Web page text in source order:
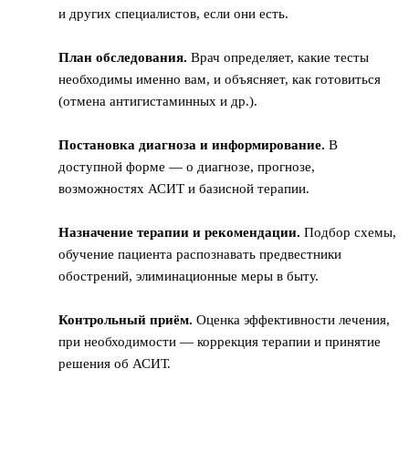
и других специалистов, если они есть.
План обследования. Врач определяет, какие тесты
необходимы именно вам, и объясняет, как готовиться
(отмена антигистаминных и др.).
Постановка диагноза и информирование. В
доступной форме — о диагнозе, прогнозе,
возможностях АСИТ и базисной терапии.
Назначение терапии и рекомендации. Подбор схемы,
обучение пациента распознавать предвестники
обострений, элиминационные меры в быту.
Контрольный приём. Оценка эффективности лечения,
при необходимости — коррекция терапии и принятие
решения об АСИТ.